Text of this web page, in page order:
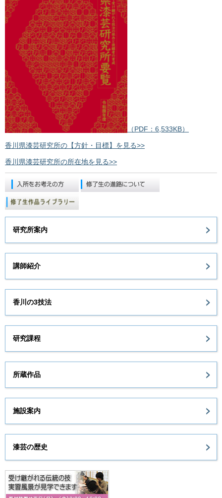
（PDF：6,533KB）
香川県漆芸研究所の【方針・目標】を見る>>
香川県漆芸研究所の所在地を見る>>
研究所案内
講師紹介
香川の3技法
研究課程
所蔵作品
施設案内
漆芸の歴史